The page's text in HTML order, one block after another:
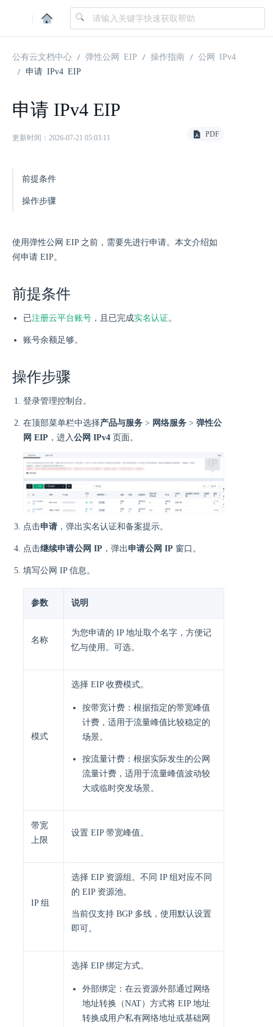
|
公有云文档中心 弹性公网 EIP 操作指南
公网 IPv4
申请 IPv4 EIP
申请 IPv4 EIP
更新时间：2026-07-21 05:03:11 PDF
前提条件
操作步骤
使用弹性公网 EIP 之前，需要先进行申请。本文介绍如
何申请 EIP。
前提条件
已注册云平台账号 ，且已完成实名认证。
账号余额足够。
操作步骤
登录管理控制台。
在顶部菜单栏中选择产品与服务 > 网络服务 > 弹性公
网 EIP ，进入公网 IPv4 页面。
点击申请 ，弹出实名认证和备案提示。
点击继续申请公网 IP ，弹出申请公网 IP 窗口。
填写公网 IP 信息。
参数 说明
名称
为您申请的 IP 地址取个名字，方便记
忆与使用。可选。
模式
选择 EIP 收费模式。
按带宽计费：根据指定的带宽峰值
计费，适用于流量峰值比较稳定的
场景。
按流量计费：根据实际发生的公网
流量计费，适用于流量峰值波动较
大或临时突发场景。
带宽
上限
设置 EIP 带宽峰值。
IP 组
选择 EIP 资源组。不同 IP 组对应不同
的 EIP 资源池。
当前仅支持 BGP 多线，使用默认设置
即可。
选择 EIP 绑定方式。
外部绑定：在云资源外部通过网络
地址转换（NAT）方式将 EIP 地址
转换成用户私有网络地址或基础网